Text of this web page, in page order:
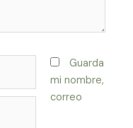
Guarda
mi nombre,
correo